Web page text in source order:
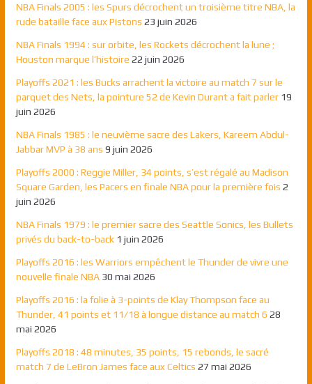
NBA Finals 2005 : les Spurs décrochent un troisième titre NBA, la
rude bataille face aux Pistons 23 juin 2026
NBA Finals 1994 : sur orbite, les Rockets décrochent la lune ;
Houston marque l’histoire 22 juin 2026
Playoffs 2021 : les Bucks arrachent la victoire au match 7 sur le
parquet des Nets, la pointure 52 de Kevin Durant a fait parler 19
juin 2026
NBA Finals 1985 : le neuvième sacre des Lakers, Kareem Abdul-
Jabbar MVP à 38 ans 9 juin 2026
Playoffs 2000 : Reggie Miller, 34 points, s’est régalé au Madison
Square Garden, les Pacers en finale NBA pour la première fois 2
juin 2026
NBA Finals 1979 : le premier sacre des Seattle Sonics, les Bullets
privés du back-to-back 1 juin 2026
Playoffs 2016 : les Warriors empêchent le Thunder de vivre une
nouvelle finale NBA 30 mai 2026
Playoffs 2016 : la folie à 3-points de Klay Thompson face au
Thunder, 41 points et 11/18 à longue distance au match 6 28
mai 2026
Playoffs 2018 : 48 minutes, 35 points, 15 rebonds, le sacré
match 7 de LeBron James face aux Celtics 27 mai 2026